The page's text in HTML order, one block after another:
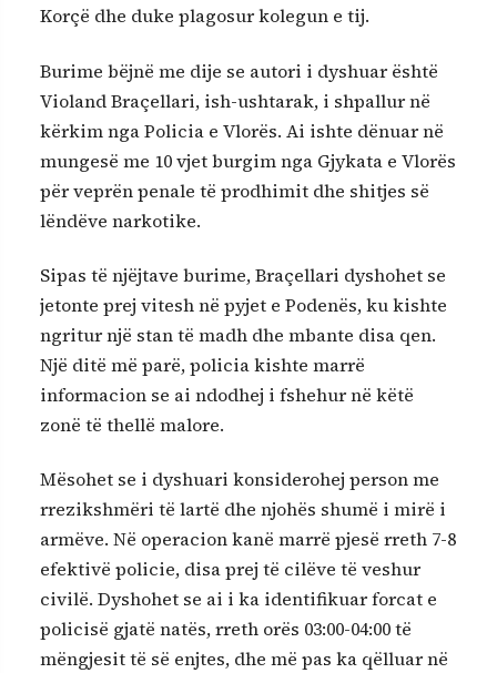
Korçë dhe duke plagosur kolegun e tij.
Burime bëjnë me dije se autori i dyshuar është
Violand Braçellari, ish-ushtarak, i shpallur në
kërkim nga Policia e Vlorës. Ai ishte dënuar në
mungesë me 10 vjet burgim nga Gjykata e Vlorës
për veprën penale të prodhimit dhe shitjes së
lëndëve narkotike.
Sipas të njëjtave burime, Braçellari dyshohet se
jetonte prej vitesh në pyjet e Podenës, ku kishte
ngritur një stan të madh dhe mbante disa qen.
Një ditë më parë, policia kishte marrë
informacion se ai ndodhej i fshehur në këtë
zonë të thellë malore.
Mësohet se i dyshuari konsiderohej person me
rrezikshmëri të lartë dhe njohës shumë i mirë i
armëve. Në operacion kanë marrë pjesë rreth 7-8
efektivë policie, disa prej të cilëve të veshur
civilë. Dyshohet se ai i ka identifikuar forcat e
policisë gjatë natës, rreth orës 03:00-04:00 të
mëngjesit të së enjtes, dhe më pas ka qëlluar në